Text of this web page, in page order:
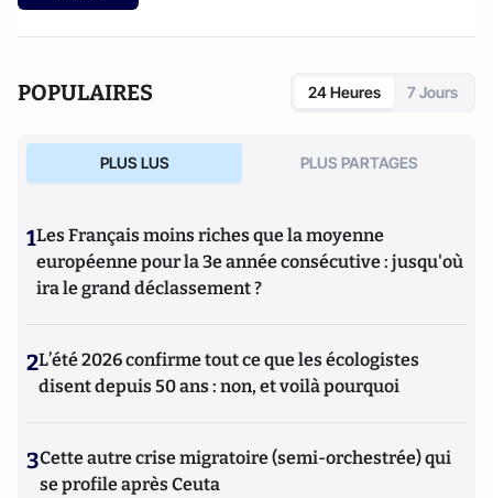
POPULAIRES 24 Heures 7 Jours
PLUS LUS PLUS PARTAGES
1Les Français moins riches que la moyenne
européenne pour la 3e année consécutive : jusqu'où
ira le grand déclassement ?
2L’été 2026 confirme tout ce que les écologistes
disent depuis 50 ans : non, et voilà pourquoi
3Cette autre crise migratoire (semi-orchestrée) qui
se profile après Ceuta